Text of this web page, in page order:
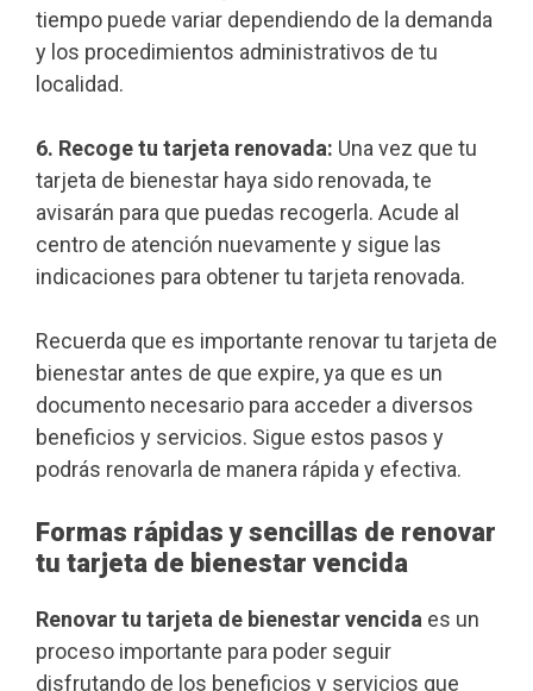
tiempo puede variar dependiendo de la demanda
y los procedimientos administrativos de tu
localidad.
6. Recoge tu tarjeta renovada: Una vez que tu
tarjeta de bienestar haya sido renovada, te
avisarán para que puedas recogerla. Acude al
centro de atención nuevamente y sigue las
indicaciones para obtener tu tarjeta renovada.
Recuerda que es importante renovar tu tarjeta de
bienestar antes de que expire, ya que es un
documento necesario para acceder a diversos
beneficios y servicios. Sigue estos pasos y
podrás renovarla de manera rápida y efectiva.
Formas rápidas y sencillas de renovar
tu tarjeta de bienestar vencida
Renovar tu tarjeta de bienestar vencida es un
proceso importante para poder seguir
disfrutando de los beneficios y servicios que